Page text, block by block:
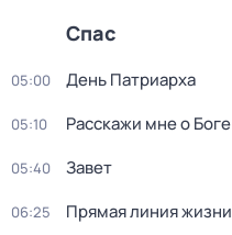
Спас
05:00 Дeнь Патриаpха
05:10 Расскажи мне о Боге
05:40 Завет
06:25 Прямая линия жизни